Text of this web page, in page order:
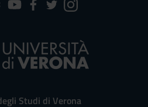
Studi di Verona